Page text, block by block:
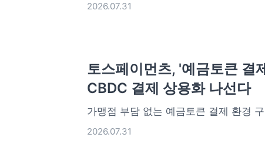
2026.07.31
토스페이먼츠, '예금토큰 결
CBDC 결제 상용화 나선다
가맹점 부담 없는 예금토큰 결제 환경
2026.07.31